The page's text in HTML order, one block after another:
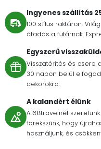
Ingyenes szállítás
100 stílus raktáron.
átadás a futárnak.
Egyszerű
Visszatérítés és csere
30 napon belül
dekorokra.
A kalandért élünk
A 68travelnél
törekszünk, hogy
használjunk, és